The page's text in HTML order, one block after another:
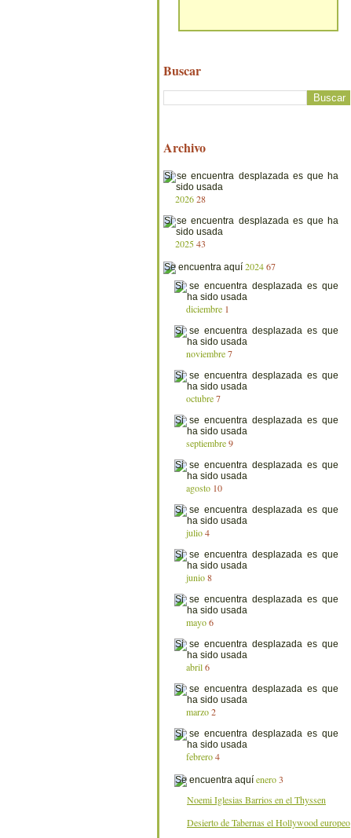
Buscar
Archivo
202628
202543
202467
diciembre 1
noviembre 7
octubre 7
septiembre 9
agosto 10
julio 4
junio 8
mayo 6
abril 6
marzo 2
febrero 4
enero 3
Noemi Iglesias Barrios en el Thyssen
Desierto de Tabernas el Hollywood europeo